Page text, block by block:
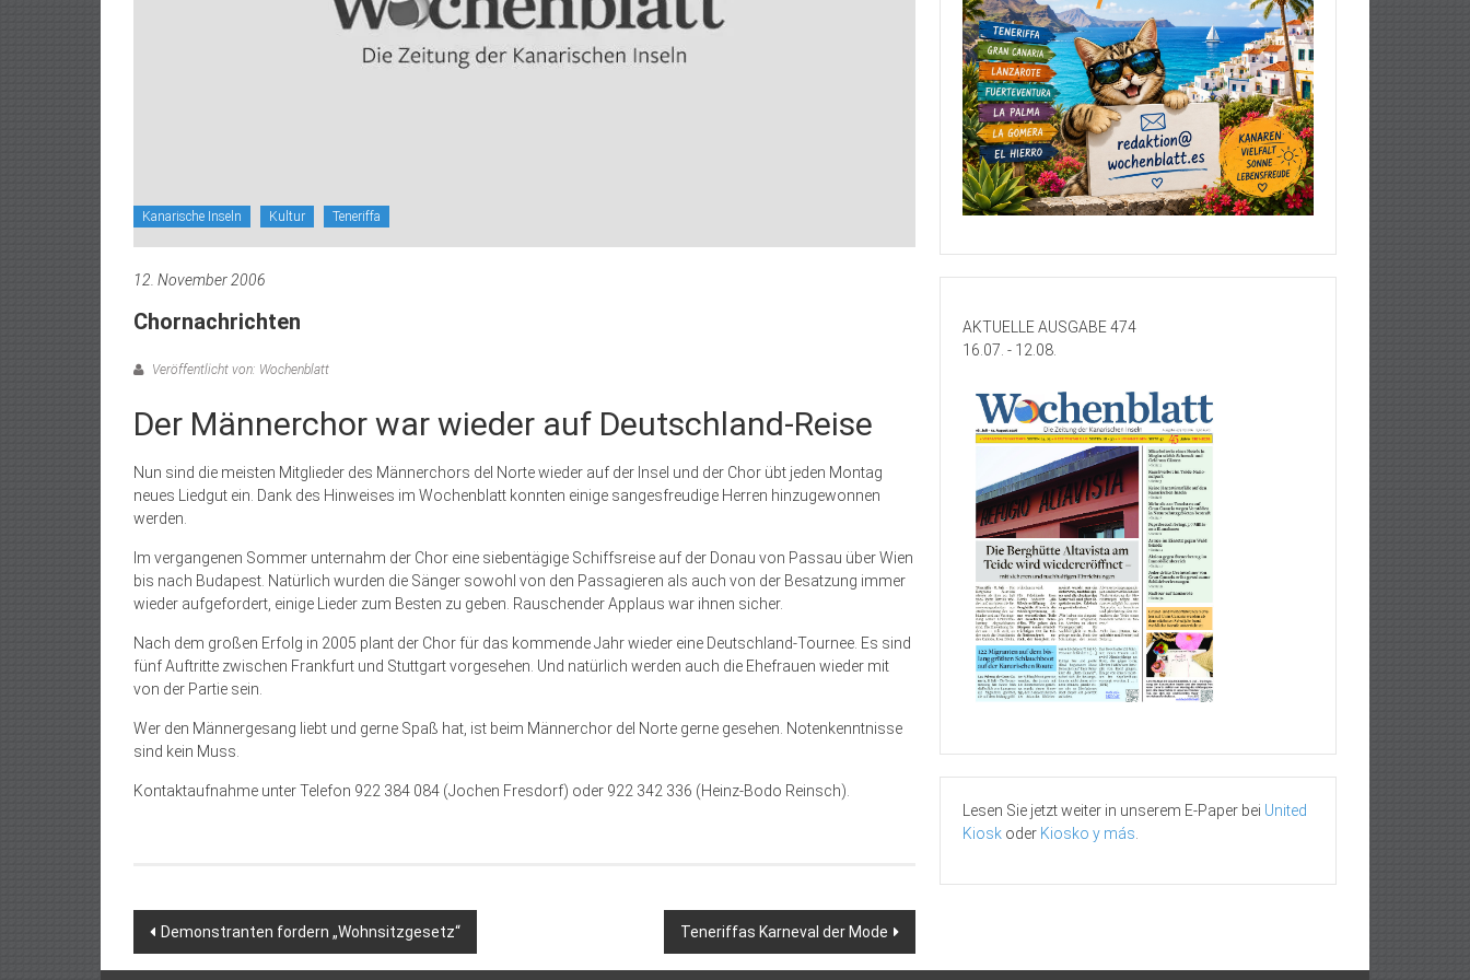
Kanarische Inseln Kultur Teneriffa
12. November 2006
Chornachrichten
Veröffentlicht von: Wochenblatt
Der Männerchor war wieder auf Deutschland-Reise
Nun sind die meisten Mitglieder des Männerchors del Norte wieder auf der Insel und der Chor übt jeden Montag
neues Liedgut ein. Dank des Hinweises im Wochenblatt konnten einige sangesfreudige Herren hinzugewonnen
werden.
Im vergangenen Sommer unternahm der Chor eine siebentägige Schiffsreise auf der Donau von Passau über Wien
bis nach Budapest. Natürlich wurden die Sänger sowohl von den Passagieren als auch von der Besatzung immer
wieder aufgefordert, einige Lieder zum Besten zu geben. Rauschender Applaus war ihnen sicher.
Nach dem großen Erfolg in 2005 plant der Chor für das kommende Jahr wieder eine Deutschland-Tournee. Es sind
fünf Auftritte zwischen Frankfurt und Stuttgart vorgesehen. Und natürlich werden auch die Ehefrauen wieder mit
von der Partie sein.
Wer den Männergesang liebt und gerne Spaß hat, ist beim Männerchor del Norte gerne gesehen. Notenkenntnisse
sind kein Muss.
Kontaktaufnahme unter Telefon 922 384 084 (Jochen Fresdorf) oder 922 342 336 (Heinz-Bodo Reinsch).
Beitragsnavigation
Demonstranten fordern „Wohnsitzgesetz“ Teneriffas Karneval der Mode
AKTUELLE AUSGABE 474
16.07. - 12.08.
Lesen Sie jetzt weiter in unserem E-Paper bei United
Kiosk oder Kiosko y más